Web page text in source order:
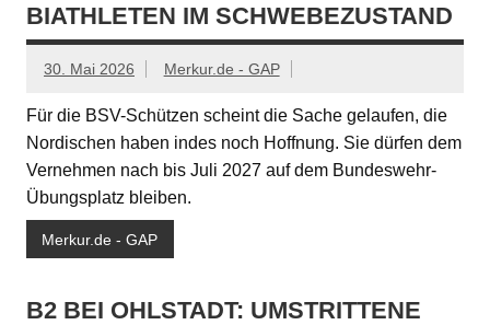
BIATHLETEN IM SCHWEBEZUSTAND
30. Mai 2026 Merkur.de - GAP
Für die BSV-Schützen scheint die Sache gelaufen, die
Nordischen haben indes noch Hoffnung. Sie dürfen dem
Vernehmen nach bis Juli 2027 auf dem Bundeswehr-
Übungsplatz bleiben.
Merkur.de - GAP
B2 BEI OHLSTADT: UMSTRITTENE